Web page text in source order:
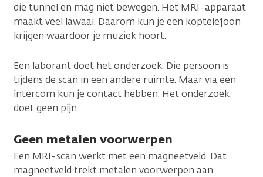
die tunnel en mag niet bewegen. Het MRI-apparaat
maakt veel lawaai. Daarom kun je een koptelefoon
krijgen waardoor je muziek hoort.
Een laborant doet het onderzoek. Die persoon is
tijdens de scan in een andere ruimte. Maar via een
intercom kun je contact hebben. Het onderzoek
doet geen pijn.
Geen metalen voorwerpen
Een MRI-scan werkt met een magneetveld. Dat
magneetveld trekt metalen voorwerpen aan.